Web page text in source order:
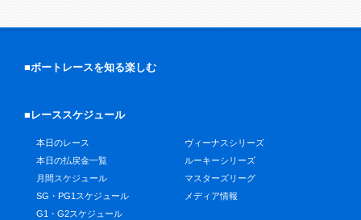
■ボートレースを知る楽しむ
■レーススケジュール
本日のレース
本日の払戻金一覧
月間スケジュール
SG・PG1スケジュール
G1・G2スケジュール
ヴィーナスシリーズ
ルーキーシリーズ
マスターズリーグ
メディア情報